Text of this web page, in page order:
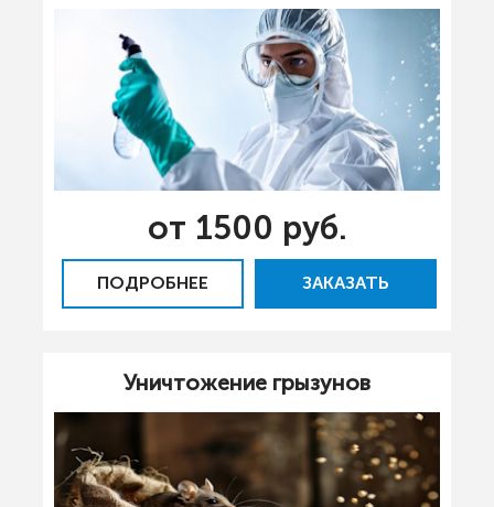
от 1500 руб.
ПОДРОБНЕЕ ЗАКАЗАТЬ
Уничтожение грызунов